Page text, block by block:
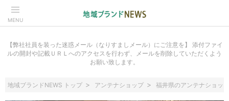
MENU
【弊社社員を装った迷惑メール（なりすましメール）にご注意を】 添付ファイ
ルの開封や記載ＵＲＬへのアクセスを行わず、メールを削除していただくよう
お願い致します。
地域ブランドNEWS トップ アンテナショップ 福井県のアンテナショッ